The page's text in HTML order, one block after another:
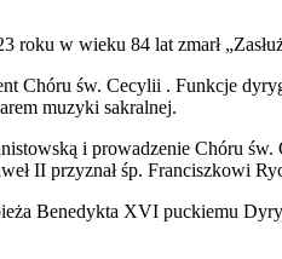
roku w wieku 84 lat zmarł
Chóru św. Cecylii . Funkcje
muzyki sakralnej.
i prowadzenie Chóru
II przyznał śp. Franciszkowi
Benedykta XVI puckiemu